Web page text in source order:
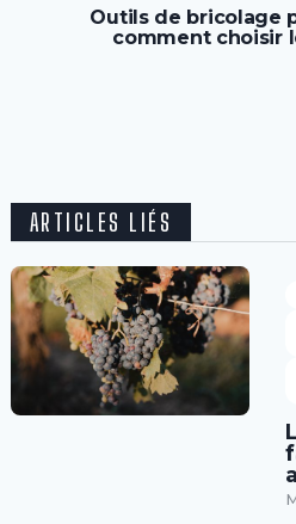
Outils de bricolage
comment choisir
ARTICLES LIÉS